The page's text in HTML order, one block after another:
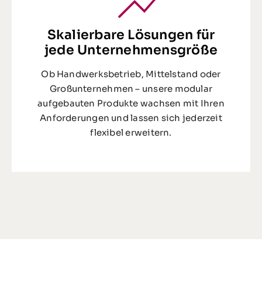
Skalierbare Lösungen für
jede Unternehmensgröße
Ob Handwerksbetrieb, Mittelstand oder
Großunternehmen – unsere modular
aufgebauten Produkte wachsen mit Ihren
Anforderungen und lassen sich jederzeit
flexibel erweitern.